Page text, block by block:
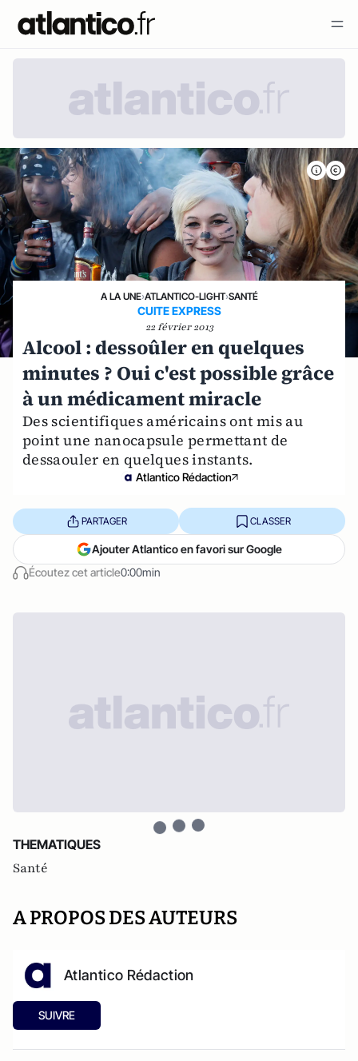
A LA UNE›ATLANTICO-LIGHT›SANTÉ
CUITE EXPRESS
22 février 2013
Alcool : dessoûler en quelques
minutes ? Oui c'est possible grâce
à un médicament miracle
Des scientifiques américains ont mis au
point une nanocapsule permettant de
dessaouler en quelques instants.
Atlantico Rédaction
Écoutez cet article0:00min
PARTAGER CLASSER
Ajouter Atlantico en favori sur Google
THEMATIQUES
Santé
A PROPOS DES AUTEURS
Atlantico Rédaction
SUIVRE